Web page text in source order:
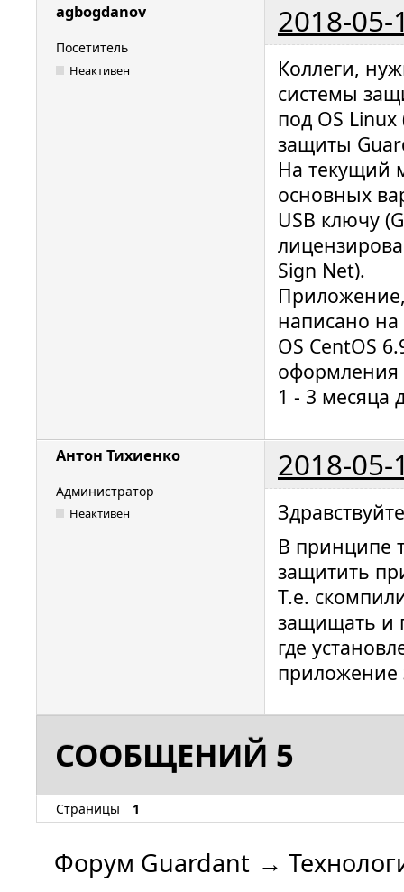
agbogdanov 2018-05-
Посетитель
Неактивен
Коллеги,
системы
под OS
защиты
На текущий
основных
USB ключу
Sign Net).
написано на
OS CentOS
оформления
1 - 3 месяца
Антон Тихиенко 2018-05-
Администратор
Неактивен
В принципе
защитить
Т.е.
защищать и
где
приложение
СООБЩЕНИЙ 5
Страницы 1
Форум Guardant →